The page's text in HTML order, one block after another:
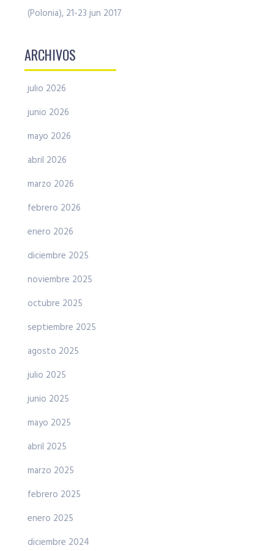
(Polonia), 21-23 jun 2017
ARCHIVOS
julio 2026
junio 2026
mayo 2026
abril 2026
marzo 2026
febrero 2026
enero 2026
diciembre 2025
noviembre 2025
octubre 2025
septiembre 2025
agosto 2025
julio 2025
junio 2025
mayo 2025
abril 2025
marzo 2025
febrero 2025
enero 2025
diciembre 2024